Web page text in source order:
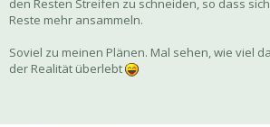
den Resten Streifen zu schneiden, so dass
Reste mehr ansammeln.
Soviel zu meinen Plänen. Mal sehen, wie viel
der Realität überlebt